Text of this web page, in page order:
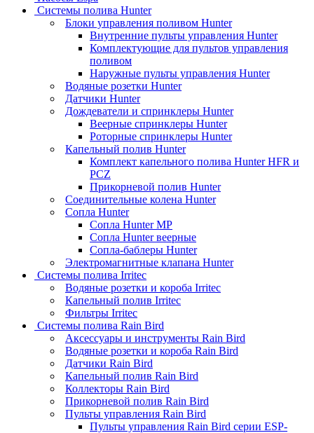
Системы полива Hunter
Блоки управления поливом Hunter
Внутренние пульты управления Hunter
Комплектующие для пультов управления
поливом
Наружные пульты управления Hunter
Водяные розетки Hunter
Датчики Hunter
Дождеватели и спринклеры Hunter
Веерные спринклеры Hunter
Роторные спринклеры Hunter
Капельный полив Hunter
Комплект капельного полива Hunter HFR и
PCZ
Прикорневой полив Hunter
Соединительные колена Hunter
Сопла Hunter
Сопла Hunter MP
Сопла Hunter веерные
Сопла-баблеры Hunter
Электромагнитные клапана Hunter
Системы полива Irritec
Водяные розетки и короба Irritec
Капельный полив Irritec
Фильтры Irritec
Системы полива Rain Bird
Аксессуары и инструменты Rain Bird
Водяные розетки и короба Rain Bird
Датчики Rain Bird
Капельный полив Rain Bird
Коллекторы Rain Bird
Прикорневой полив Rain Bird
Пульты управления Rain Bird
Пульты управления Rain Bird серии ESP-